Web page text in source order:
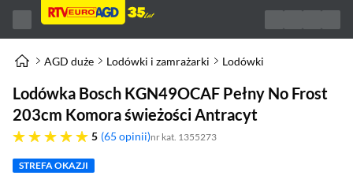
AGD duże Lodówki i zamrażarki Lodówki
Lodówka Bosch KGN49OCAF Pełny No Frost
203cm Komora świeżości Antracyt
5
pięć gwiazdek 65 opinii nr kat. 1355273
STREFA OKAZJI